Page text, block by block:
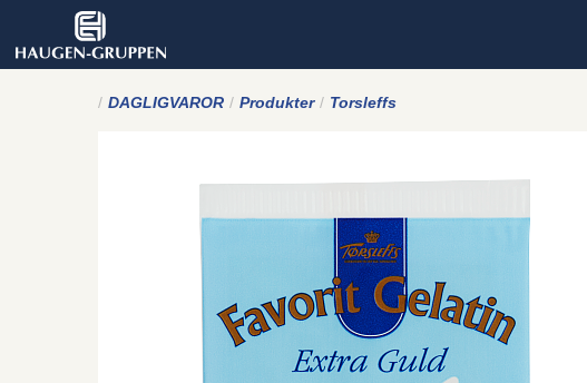
DAGLIGVAROR Produkter Torsleffs